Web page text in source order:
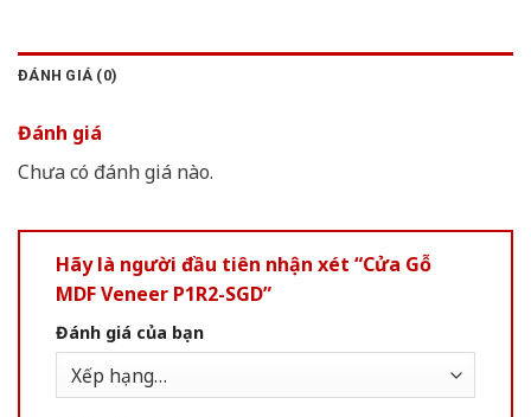
ĐÁNH GIÁ (0)
Đánh giá
Chưa có đánh giá nào.
Hãy là người đầu tiên nhận xét “Cửa Gỗ
MDF Veneer P1R2-SGD”
Đánh giá của bạn